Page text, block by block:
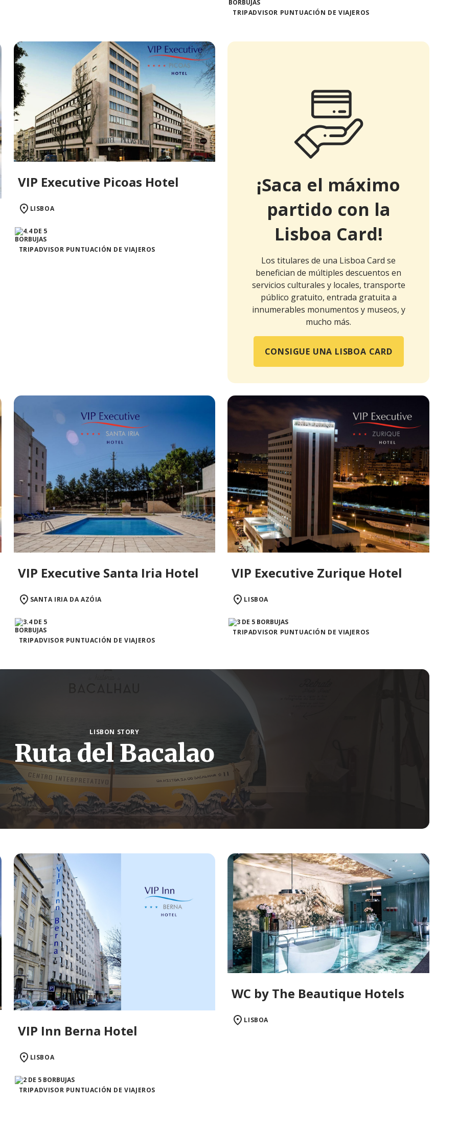
TRIPADVISOR PUNTUACIÓN DE VIAJEROS
VIP Executive Picoas Hotel
LISBOA
TRIPADVISOR PUNTUACIÓN DE VIAJEROS
¡Saca el máximo
partido con la
Lisboa Card!
Los titulares de una Lisboa Card se
benefician de múltiples descuentos en
servicios culturales y locales, transporte
público gratuito, entrada gratuita a
innumerables monumentos y museos, y
mucho más.
CONSIGUE UNA LISBOA CARD
VIP Executive Santa Iria Hotel
SANTA IRIA DA AZÓIA
TRIPADVISOR PUNTUACIÓN DE VIAJEROS
VIP Executive Zurique Hotel
LISBOA
TRIPADVISOR PUNTUACIÓN DE VIAJEROS
LISBON STORY
Ruta del Bacalao
VIP Inn Berna Hotel
LISBOA
TRIPADVISOR PUNTUACIÓN DE VIAJEROS
WC by The Beautique Hotels
LISBOA